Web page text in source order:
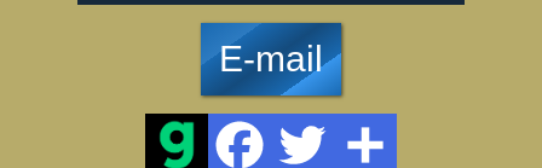
E-mail